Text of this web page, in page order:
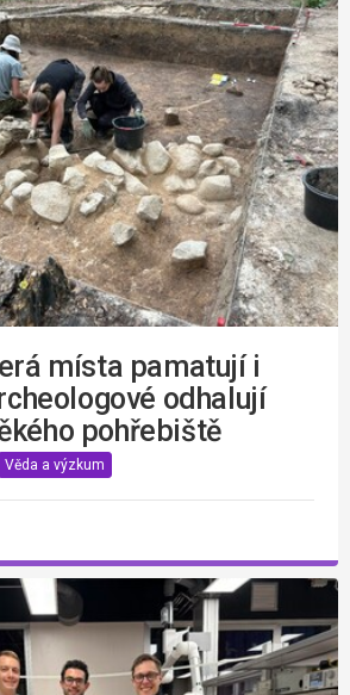
místa pamatují i
odhalují
pohřebiště
Věda a výzkum